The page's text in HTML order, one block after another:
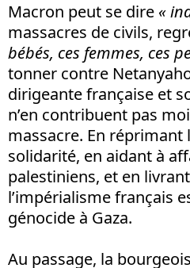
Macron peut se dire «
massacres de civils,
bébés, ces femmes, ces
tonner contre
dirigeante française et
n’en contribuent pas
massacre. En
solidarité, en aidant à
palestiniens, et en
l’impérialisme français
génocide à Gaza.
Au passage, la